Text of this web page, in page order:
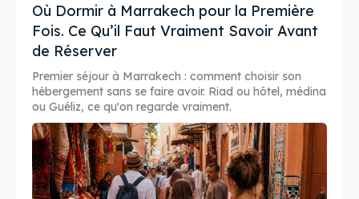
Où Dormir à Marrakech pour la Première
Fois. Ce Qu’il Faut Vraiment Savoir Avant
de Réserver
Premier séjour à Marrakech : comment choisir son
hébergement sans se faire avoir. Riad ou hôtel, médina
ou Guéliz, ce qu'on regarde vraiment.